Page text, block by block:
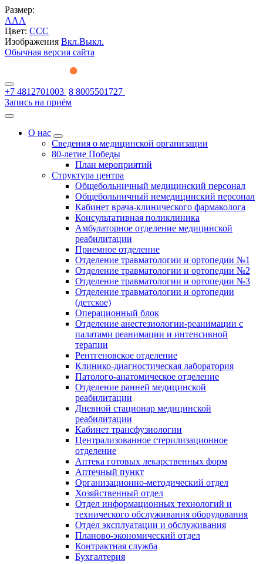
Размер:
AAA
Цвет: CCC
Изображения Вкл.Выкл.
Обычная версия сайта
+7 4812701003 8 8005501727
Запись на приём
О нас
Сведения о медицинской организации
80-летие Победы
План мероприятий
Структура центра
Общебольничный медицинский персонал
Общебольничный немедицинский персонал
Кабинет врача-клинического фармаколога
Консультативная поликлиника
Амбулаторное отделение медицинской
реабилитации
Приемное отделение
Отделение травматологии и ортопедии №1
Отделение травматологии и ортопедии №2
Отделение травматологии и ортопедии №3
Отделение травматологии и ортопедии
(детское)
Операционный блок
Отделение анестезиологии-реанимации с
палатами реанимации и интенсивной
терапии
Рентгеновское отделение
Клинико-диагностическая лаборатория
Патолого-анатомическое отделение
Отделение ранней медицинской
реабилитации
Дневной стационар медицинской
реабилитации
Кабинет трансфузиологии
Централизованное стерилизационное
отделение
Аптека готовых лекарственных форм
Аптечный пункт
Организационно-методический отдел
Хозяйственный отдел
Отдел информационных технологий и
технического обслуживания оборудования
Отдел эксплуатации и обслуживания
Планово-экономический отдел
Контрактная служба
Бухгалтерия